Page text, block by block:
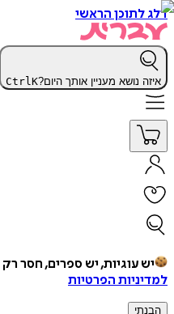
הראשי
נושא מעניין אותך היום? Ctrl K
עוגיות, יש ספרים, חסר רק קפה.
הפרטיות